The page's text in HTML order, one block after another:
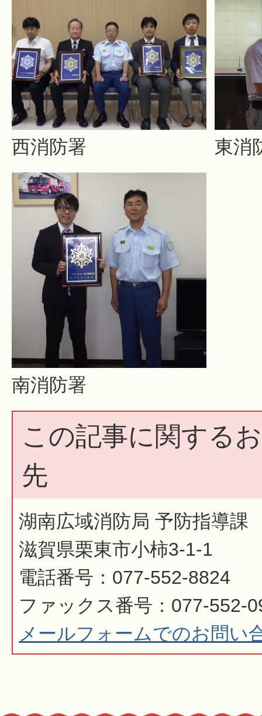
西消防署 東消
南消防署
この記事に関する
先
湖南広域消防局 予防指導課
滋賀県栗東市小柿3-1-1
電話番号：077-552-8824
ファックス番号：077-552-
メールフォームでのお問い